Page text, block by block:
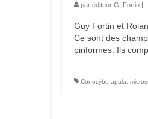
par éditeur G. Fortin |
Guy Fortin et
Ce sont des
piriformes. Ils
Conocybe apala